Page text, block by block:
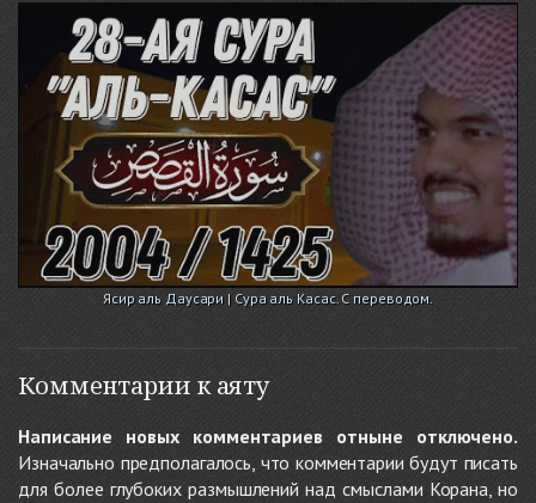
Ясир аль Даусари | Сура аль Касас. С переводом.
Комментарии к аяту
Написание новых комментариев отныне отключено.
Изначально предполагалось, что комментарии будут писать
для более глубоких размышлений над смыслами Корана, но